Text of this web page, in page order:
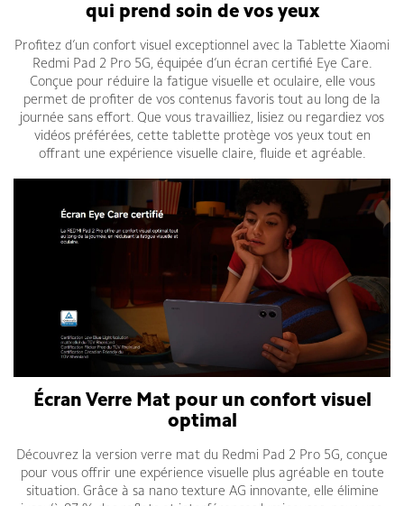
qui prend soin de vos yeux
Profitez d’un confort visuel exceptionnel avec la Tablette Xiaomi
Redmi Pad 2 Pro 5G, équipée d’un écran certifié Eye Care.
Conçue pour réduire la fatigue visuelle et oculaire, elle vous
permet de profiter de vos contenus favoris tout au long de la
journée sans effort. Que vous travailliez, lisiez ou regardiez vos
vidéos préférées, cette tablette protège vos yeux tout en
offrant une expérience visuelle claire, fluide et agréable.
Écran Verre Mat pour un confort visuel
optimal
Découvrez la version verre mat du Redmi Pad 2 Pro 5G, conçue
pour vous offrir une expérience visuelle plus agréable en toute
situation. Grâce à sa nano texture AG innovante, elle élimine